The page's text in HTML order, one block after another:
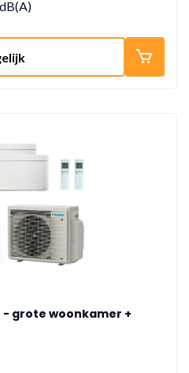
grote woonkamer +